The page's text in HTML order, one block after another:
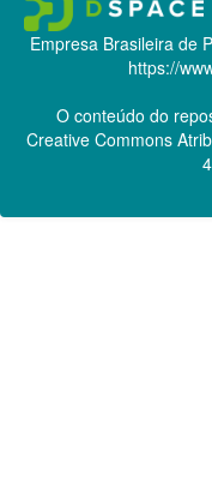
Empresa Brasileira de
https://
O conteúdo do
Creative Commons